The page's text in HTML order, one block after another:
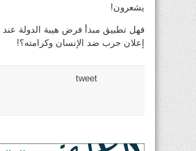
يشعرون!
فهل تطبيق مبدأ فرض هيبة الدولة عند
إعلان حرب ضد الإنسان وكرامته؟!
tweet